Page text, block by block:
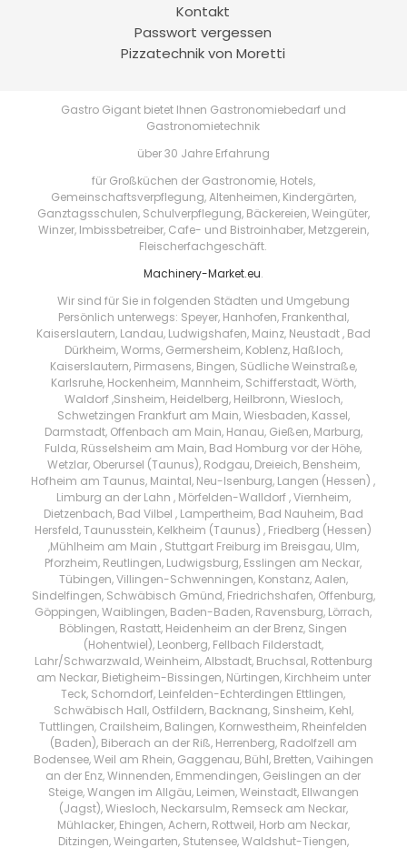
Kontakt
Passwort vergessen
Pizzatechnik von Moretti
Gastro Gigant bietet Ihnen Gastronomiebedarf und
Gastronomietechnik
über 30 Jahre Erfahrung
für Großküchen der Gastronomie, Hotels,
Gemeinschaftsverpflegung, Altenheimen, Kindergärten,
Ganztagsschulen, Schulverpflegung, Bäckereien, Weingüter,
Winzer, Imbissbetreiber, Cafe- und Bistroinhaber, Metzgerein,
Fleischerfachgeschäft.
Machinery-Market.eu.
Wir sind für Sie in folgenden Städten und Umgebung
Persönlich unterwegs: Speyer, Hanhofen, Frankenthal,
Kaiserslautern, Landau, Ludwigshafen, Mainz, Neustadt , Bad
Dürkheim, Worms, Germersheim, Koblenz, Haßloch,
Kaiserslautern, Pirmasens, Bingen, Südliche Weinstraße,
Karlsruhe, Hockenheim, Mannheim, Schifferstadt, Wörth,
Waldorf ,Sinsheim, Heidelberg, Heilbronn, Wiesloch,
Schwetzingen Frankfurt am Main, Wiesbaden, Kassel,
Darmstadt, Offenbach am Main, Hanau, Gießen, Marburg,
Fulda, Rüsselsheim am Main, Bad Homburg vor der Höhe,
Wetzlar, Oberursel (Taunus), Rodgau, Dreieich, Bensheim,
Hofheim am Taunus, Maintal, Neu-Isenburg, Langen (Hessen) ,
Limburg an der Lahn , Mörfelden-Walldorf , Viernheim,
Dietzenbach, Bad Vilbel , Lampertheim, Bad Nauheim, Bad
Hersfeld, Taunusstein, Kelkheim (Taunus) , Friedberg (Hessen)
,Mühlheim am Main , Stuttgart Freiburg im Breisgau, Ulm,
Pforzheim, Reutlingen, Ludwigsburg, Esslingen am Neckar,
Tübingen, Villingen-Schwenningen, Konstanz, Aalen,
Sindelfingen, Schwäbisch Gmünd, Friedrichshafen, Offenburg,
Göppingen, Waiblingen, Baden-Baden, Ravensburg, Lörrach,
Böblingen, Rastatt, Heidenheim an der Brenz, Singen
(Hohentwiel), Leonberg, Fellbach Filderstadt,
Lahr/Schwarzwald, Weinheim, Albstadt, Bruchsal, Rottenburg
am Neckar, Bietigheim-Bissingen, Nürtingen, Kirchheim unter
Teck, Schorndorf, Leinfelden-Echterdingen Ettlingen,
Schwäbisch Hall, Ostfildern, Backnang, Sinsheim, Kehl,
Tuttlingen, Crailsheim, Balingen, Kornwestheim, Rheinfelden
(Baden), Biberach an der Riß, Herrenberg, Radolfzell am
Bodensee, Weil am Rhein, Gaggenau, Bühl, Bretten, Vaihingen
an der Enz, Winnenden, Emmendingen, Geislingen an der
Steige, Wangen im Allgäu, Leimen, Weinstadt, Ellwangen
(Jagst), Wiesloch, Neckarsulm, Remseck am Neckar,
Mühlacker, Ehingen, Achern, Rottweil, Horb am Neckar,
Ditzingen, Weingarten, Stutensee, Waldshut-Tiengen,